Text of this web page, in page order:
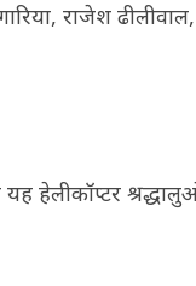
राजेश
हेलीकॉप्टर